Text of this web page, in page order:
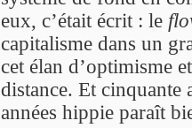
eux, c’était écrit : le
capitalisme dans un
cet élan d’optimisme
distance. Et cinquante
années hippie paraît